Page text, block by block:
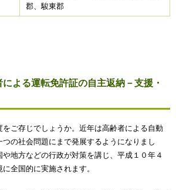
郡、駿東郡
による運転免許証の自主返納－支援・
ご存じでしょうか。近年は高齢者による自動
の社会問題にまで発展するようになりまし
地方などの行政が対策を講じ、平成１０年４
全国的に実施されます。